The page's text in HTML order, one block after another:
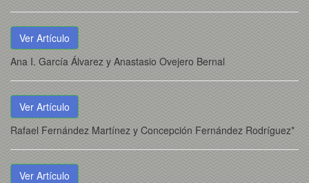
Ver Artículo
Ana I. García Álvarez y Anastasio Ovejero Bernal
Ver Artículo
Rafael Fernández Martínez y Concepción Fernández Rodríguez*
Ver Artículo